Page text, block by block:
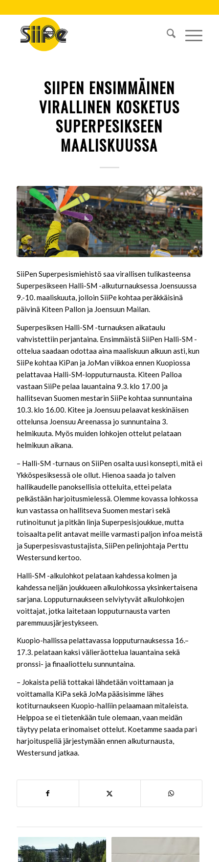
SIIPEN ENSIMMÄINEN
VIRALLINEN KOSKETUS
SUPERPESIKSEEN
MAALISKUUSSA
SiiPen Superpesismiehistö saa virallisen tulikasteensa
Superpesikseen Halli-SM -alkuturnauksessa Joensuussa
9.-10. maaliskuuta, jolloin SiiPe kohtaa peräkkäisinä
päivinä Kiteen Pallon ja Joensuun Mailan.
Superpesiksen Halli-SM -turnauksen aikataulu
vahvistettiin perjantaina. Ensimmäistä SiiPen Halli-SM -
ottelua saadaan odottaa aina maaliskuun alkuun asti, kun
SiiPe kohtaa KiPan ja JoMan viikkoa ennen Kuopiossa
pelattavaa Halli-SM-lopputurnausta. Kiteen Palloa
vastaan SiiPe pelaa lauantaina 9.3. klo 17.00 ja
hallitsevan Suomen mestarin SiiPe kohtaa sunnuntaina
10.3. klo 16.00. Kitee ja Joensuu pelaavat keskinäisen
ottelunsa Joensuu Areenassa jo sunnuntaina 3.
helmikuuta. Myös muiden lohkojen ottelut pelataan
helmikuun aikana.
– Halli-SM -turnaus on SiiPen osalta uusi konsepti, mitä ei
Ykköspesiksessä ole ollut. Hienoa saada jo talven
hallikaudelle panoksellisia otteluita, ettei pelata
pelkästään harjoitusmielessä. Olemme kovassa lohkossa
kun vastassa on hallitseva Suomen mestari sekä
rutinoitunut ja pitkän linja Superpesisjoukkue, mutta
toisaalta pelit antavat meille varmasti paljon infoa meistä
ja Superpesisvastustajista, SiiPen pelinjohtaja Perttu
Westersund kertoo.
Halli-SM -alkulohkot pelataan kahdessa kolmen ja
kahdessa neljän joukkueen alkulohkossa yksinkertaisena
sarjana. Lopputurnaukseen selviytyvät alkulohkojen
voittajat, jotka laitetaan lopputurnausta varten
paremmuusjärjestykseen.
Kuopio-hallissa pelattavassa lopputurnauksessa 16.–
17.3. pelataan kaksi välieräottelua lauantaina sekä
pronssi- ja finaaliottelu sunnuntaina.
– Jokaista peliä tottakai lähdetään voittamaan ja
voittamalla KiPa sekä JoMa pääsisimme lähes
kotiturnaukseen Kuopio-halliin pelaamaan mitaleista.
Helppoa se ei tietenkään tule olemaan, vaan meidän
täytyy pelata erinomaiset ottelut. Koetamme saada pari
harjoituspeliä järjestymään ennen alkuturnausta,
Westersund jatkaa.